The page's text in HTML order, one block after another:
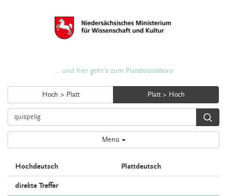
... und hier geht's zum Plattdüütskbüro
Hoch > Platt Platt > Hoch
Menü
Hochdeutsch Plattdeutsch
direkte Treffer